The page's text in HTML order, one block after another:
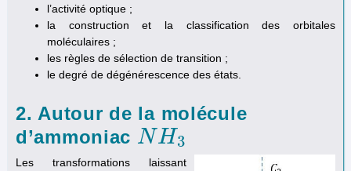
l’activité optique ;
la construction et la classification des orbitales
moléculaires ;
les règles de sélection de transition ;
le degré de dégénérescence des états.
2. Autour de la molécule
d’ammoniac NH3
NH3
Les transformations laissant